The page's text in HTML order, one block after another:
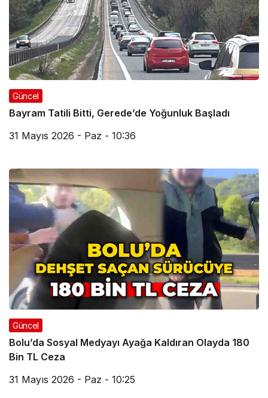
Güncel
Bayram Tatili Bitti, Gerede’de Yoğunluk Başladı
31 Mayıs 2026 - Paz - 10:36
Güncel
Bolu’da Sosyal Medyayı Ayağa Kaldıran Olayda 180
Bin TL Ceza
31 Mayıs 2026 - Paz - 10:25